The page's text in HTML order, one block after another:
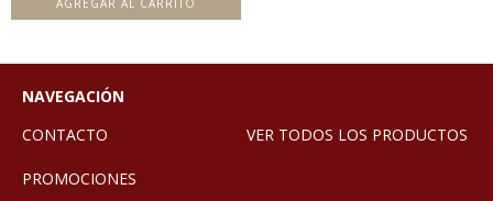
NAVEGACIÓN
CONTACTO
VER TODOS LOS PRODUCTOS
PROMOCIONES